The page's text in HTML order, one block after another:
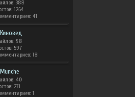
388
1264
41
98
597
18
40
231
1